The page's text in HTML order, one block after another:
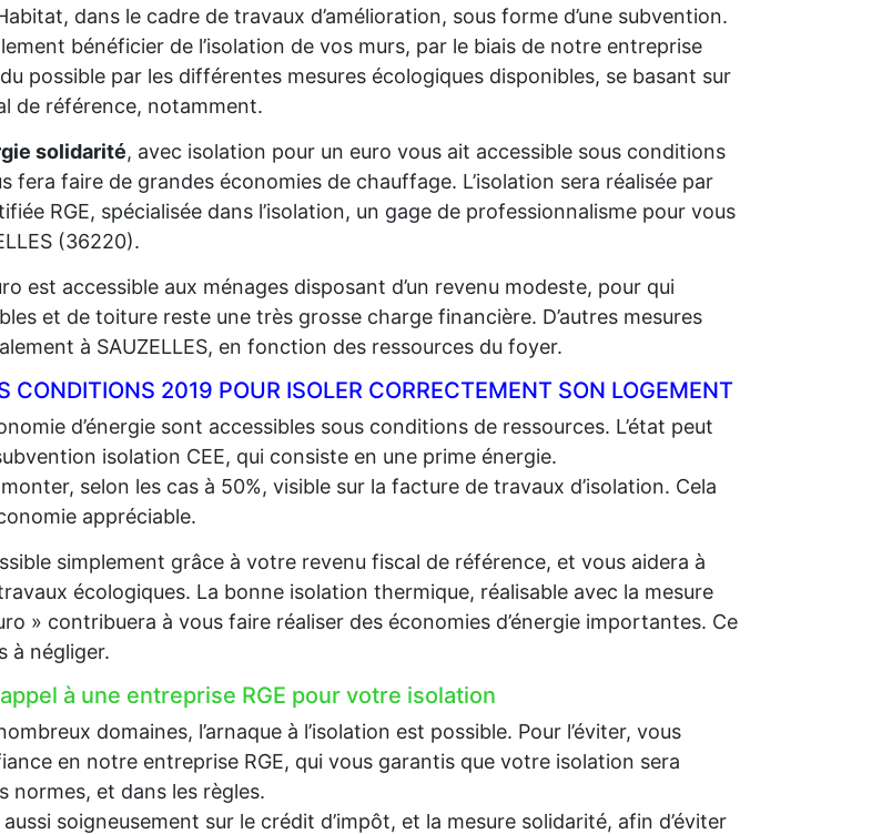
dans le cadre de travaux d’amélioration, sous forme d’une subvention.
bénéficier de l’isolation de vos murs, par le biais de notre entreprise
possible par les différentes mesures écologiques disponibles, se basant sur
de référence, notamment.
solidarité, avec isolation pour un euro vous ait accessible sous conditions
fera faire de grandes économies de chauffage. L’isolation sera réalisée par
RGE, spécialisée dans l’isolation, un gage de professionnalisme pour vous
(36220).
est accessible aux ménages disposant d’un revenu modeste, pour qui
et de toiture reste une très grosse charge financière. D’autres mesures
à SAUZELLES, en fonction des ressources du foyer.
CONDITIONS 2019 POUR ISOLER CORRECTEMENT SON LOGEMENT
d’énergie sont accessibles sous conditions de ressources. L’état peut
isolation CEE, qui consiste en une prime énergie.
selon les cas à 50%, visible sur la facture de travaux d’isolation. Cela
appréciable.
simplement grâce à votre revenu fiscal de référence, et vous aidera à
écologiques. La bonne isolation thermique, réalisable avec la mesure
» contribuera à vous faire réaliser des économies d’énergie importantes. Ce
à négliger.
à une entreprise RGE pour votre isolation
domaines, l’arnaque à l’isolation est possible. Pour l’éviter, vous
en notre entreprise RGE, qui vous garantis que votre isolation sera
normes, et dans les règles.
soigneusement sur le crédit d’impôt, et la mesure solidarité, afin d’éviter